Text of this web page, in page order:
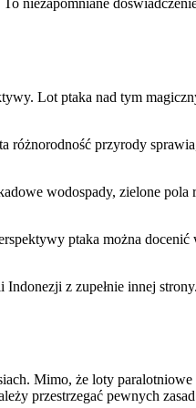
Lot ptaka nad tym
różnorodność przyrody
wodospady,‌ zielone
ptaka można
z ‍zupełnie innej
Mimo, że loty
przestrzegać pewnych